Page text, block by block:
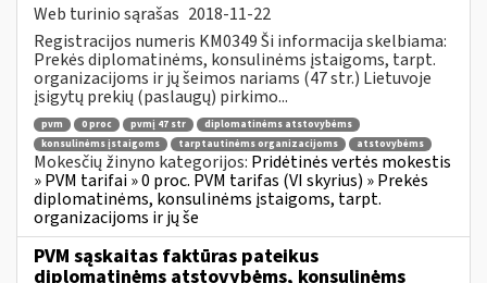
Web turinio sąrašas 2018-11-22
Registracijos numeris KM0349 Ši informacija skelbiama:
Prekės diplomatinėms, konsulinėms įstaigoms, tarpt.
organizacijoms ir jų šeimos nariams (47 str.) Lietuvoje
įsigytų prekių (paslaugų) pirkimo...
pvm 0 proc pvmį 47 str
diplomatinėms atstovybėms
konsulinėms įstaigoms
tarptautinėms organizacijoms atstovybėms
Mokesčių žinyno kategorijos: Pridėtinės vertės mokestis
» PVM tarifai » 0 proc. PVM tarifas (VI skyrius) » Prekės
diplomatinėms, konsulinėms įstaigoms, tarpt.
organizacijoms ir jų še
PVM sąskaitas faktūras pateikus
diplomatinėms atstovybėms, konsulinėms